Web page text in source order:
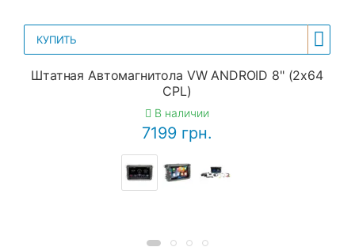
КУПИТЬ
Штатная Автомагнитола VW ANDROID 8" (2x64
CPL)
В наличии
7199 грн.